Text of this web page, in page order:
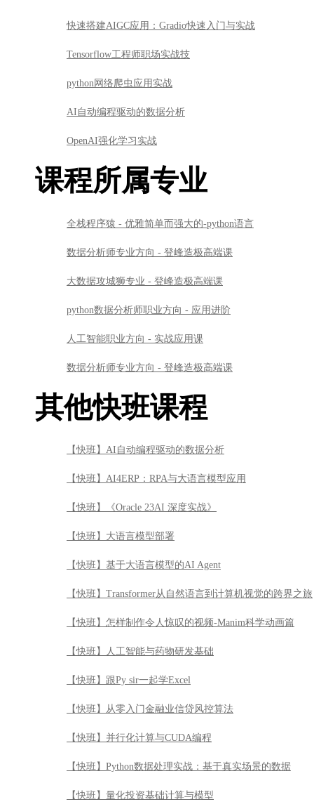
快速搭建AIGC应用：Gradio快速入门与实战
Tensorflow工程师职场实战技
python网络爬虫应用实战
AI自动编程驱动的数据分析
OpenAI强化学习实战
课程所属专业
全栈程序猿 - 优雅简单而强大的-python语言
数据分析师专业方向 - 登峰造极高端课
大数据攻城狮专业 - 登峰造极高端课
python数据分析师职业方向 - 应用进阶
人工智能职业方向 - 实战应用课
数据分析师专业方向 - 登峰造极高端课
其他快班课程
【快班】AI自动编程驱动的数据分析
【快班】AI4ERP：RPA与大语言模型应用
【快班】《Oracle 23AI 深度实战》
【快班】大语言模型部署
【快班】基于大语言模型的AI Agent
【快班】Transformer从自然语言到计算机视觉的跨界之旅
【快班】怎样制作令人惊叹的视频-Manim科学动画篇
【快班】人工智能与药物研发基础
【快班】跟Py sir一起学Excel
【快班】从零入门金融业信贷风控算法
【快班】并行化计算与CUDA编程
【快班】Python数据处理实战：基于真实场景的数据
【快班】量化投资基础计算与模型